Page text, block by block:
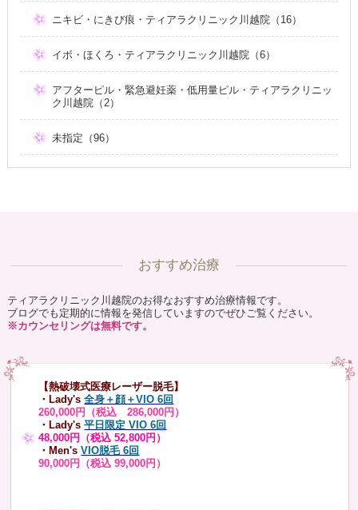
ニキビ・にきび痕・ティアラクリニック川越院（16）
イボ・ほくろ・ティアラクリニック川越院（6）
アフターピル・緊急避妊薬・低用量ピル・ティアラクリニッ
ク川越院（2）
未指定（96）
おすすめ治療
ティアラクリニック川越院のお得なおすすめ治療情報です。
ブログでも定期的に情報を発信していますのでぜひご覧ください。
※カウンセリングは無料です。
【熱破壊式医療レーザー脱毛】
・Lady's 全身＋顔＋VIO 6回
260,000円（税込 286,000円）
・Lady's平日限定 VIO 6回
48,000円（税込 52,800円）
・Men's VIO脱毛 6回
90,000円（税込 99,000円）